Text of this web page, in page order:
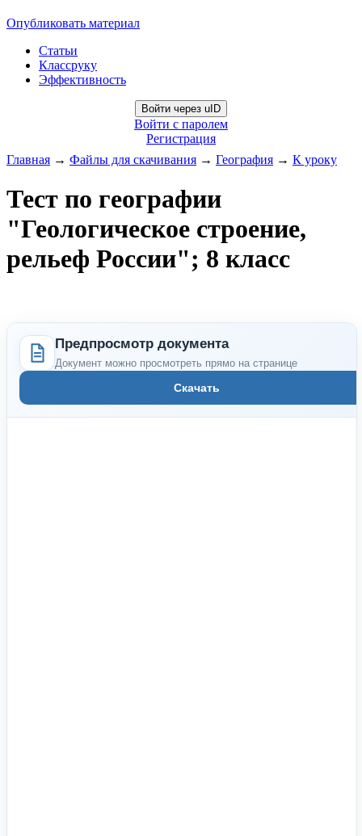
Опубликовать материал
Статьи
Классруку
Эффективность
Войти через uID
Войти с паролем
Регистрация
Главная → Файлы для скачивания → География → К уроку
Тест по географии
"Геологическое строение,
рельеф России"; 8 класс
Предпросмотр документа
Документ можно просмотреть прямо на странице
Скачать